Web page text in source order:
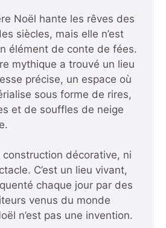
Noël hante les rêves des
siècles, mais elle n’est
élément de conte de fées.
mythique a trouvé un lieu
précise, un espace où
sous forme de rires,
et de souffles de neige
construction décorative, ni
C’est un lieu vivant,
chaque jour par des
venus du monde
n’est pas une invention.